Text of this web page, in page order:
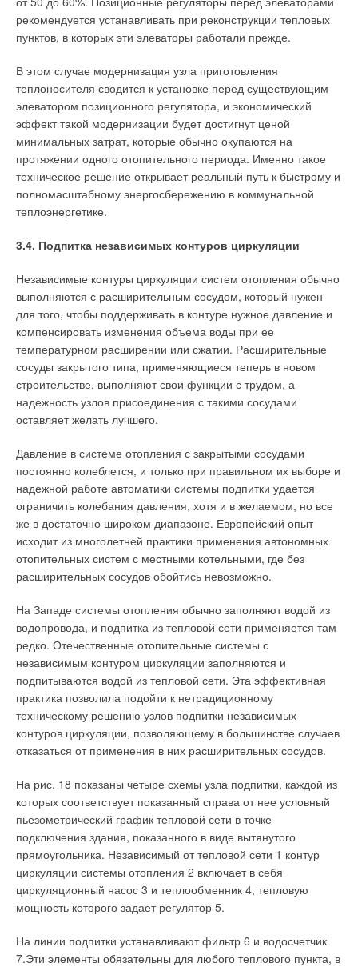
рекомендуется устанавливать при реконструкции тепловых
пунктов, в которых эти элеваторы работали прежде.
В этом случае модернизация узла приготовления
теплоносителя сводится к установке перед существующим
элеватором позиционного регулятора, и экономический
эффект такой модернизации будет достигнут ценой
минимальных затрат, которые обычно окупаются на
протяжении одного отопительного периода. Именно такое
техническое решение открывает реальный путь к быстрому и
полномасштабному энергосбережению в коммунальной
теплоэнергетике.
3.4. Подпитка независимых контуров циркуляции
Независимые контуры циркуляции систем отопления обычно
выполняются с расширительным сосудом, который нужен
для того, чтобы поддерживать в контуре нужное давление и
компенсировать изменения объема воды при ее
температурном расширении или сжатии. Расширительные
сосуды закрытого типа, применяющиеся теперь в новом
строительстве, выполняют свои функции с трудом, а
надежность узлов присоединения с такими сосудами
оставляет желать лучшего.
Давление в системе отопления с закрытыми сосудами
постоянно колеблется, и только при правильном их выборе и
надежной работе автоматики системы подпитки удается
ограничить колебания давления, хотя и в желаемом, но все
же в достаточно широком диапазоне. Европейский опыт
исходит из многолетней практики применения автономных
отопительных систем с местными котельными, где без
расширительных сосудов обойтись невозможно.
На Западе системы отопления обычно заполняют водой из
водопровода, и подпитка из тепловой сети применяется там
редко. Отечественные отопительные системы с
независимым контуром циркуляции заполняются и
подпитываются водой из тепловой сети. Эта эффективная
практика позволила подойти к нетрадиционному
техническому решению узлов подпитки независимых
контуров циркуляции, позволяющему в большинстве случаев
отказаться от применения в них расширительных сосудов.
На рис. 18 показаны четыре схемы узла подпитки, каждой из
которых соответствует показанный справа от нее условный
пьезометрический график тепловой сети в точке
подключения здания, показанного в виде вытянутого
прямоугольника. Независимый от тепловой сети 1 контур
циркуляции системы отопления 2 включает в себя
циркуляционный насос 3 и теплообменник 4, тепловую
мощность которого задает регулятор 5.
На линии подпитки устанавливают фильтр 6 и водосчетчик
7.Эти элементы обязательны для любого теплового пункта, в